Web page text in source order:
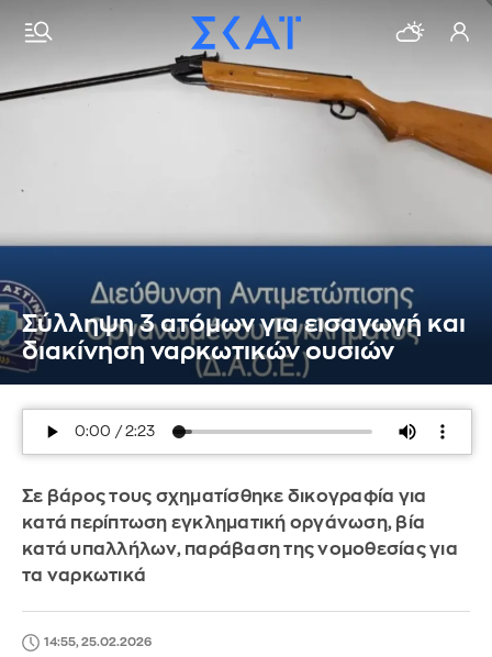
Σύλληψη 3 ατόμων για εισαγωγή και
διακίνηση ναρκωτικών ουσιών
Σε βάρος τους σχηματίσθηκε δικογραφία για
κατά περίπτωση εγκληματική οργάνωση, βία
κατά υπαλλήλων, παράβαση της νομοθεσίας για
τα ναρκωτικά
14:55, 25.02.2026